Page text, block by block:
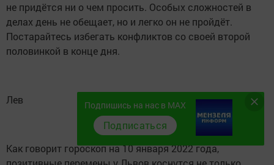
не придётся ни о чем просить. Особых сложностей в
делах день не обещает, но и легко он не пройдёт.
Постарайтесь избегать конфликтов со своей второй
половинкой в конце дня.
Лев
Как говорит гороскоп на 10 января 2022 года,
Подпишись на нас в MAX
Подписаться